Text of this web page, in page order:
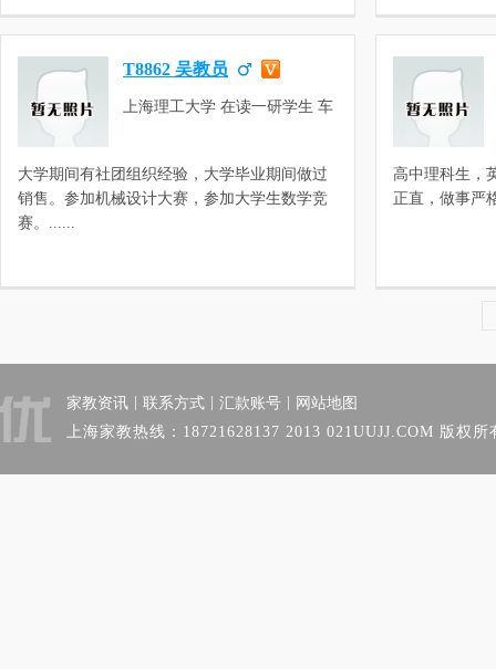
T8862 吴教员
上海理工大学 在读一研学生 车
大学期间有社团组织经验，大学毕业期间做过
销售。参加机械设计大赛，参加大学生数学竞
赛。......
高中理科生，
正直，做事严
家教资讯 联系方式 汇款账号
网站地图
上海家教热线：18721628137 2013 021UUJJ.COM 版权